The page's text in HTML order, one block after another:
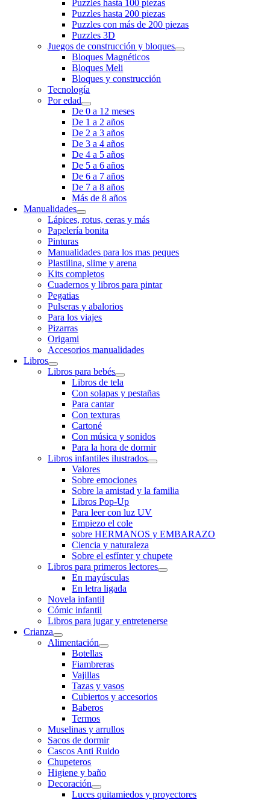
Puzzles hasta 100 piezas
Puzzles hasta 200 piezas
Puzzles con más de 200 piezas
Puzzles 3D
Juegos de construcción y bloques
Bloques Magnéticos
Bloques Meli
Bloques y construcción
Tecnología
Por edad
De 0 a 12 meses
De 1 a 2 años
De 2 a 3 años
De 3 a 4 años
De 4 a 5 años
De 5 a 6 años
De 6 a 7 años
De 7 a 8 años
Más de 8 años
Manualidades
Lápices, rotus, ceras y más
Papelería bonita
Pinturas
Manualidades para los mas peques
Plastilina, slime y arena
Kits completos
Cuadernos y libros para pintar
Pegatias
Pulseras y abalorios
Para los viajes
Pizarras
Origami
Accesorios manualidades
Libros
Libros para bebés
Libros de tela
Con solapas y pestañas
Para cantar
Con texturas
Cartoné
Con música y sonidos
Para la hora de dormir
Libros infantiles ilustrados
Valores
Sobre emociones
Sobre la amistad y la familia
Libros Pop-Up
Para leer con luz UV
Empiezo el cole
sobre HERMANOS y EMBARAZO
Ciencia y naturaleza
Sobre el esfínter y chupete
Libros para primeros lectores
En mayúsculas
En letra ligada
Novela infantil
Cómic infantil
Libros para jugar y entretenerse
Crianza
Alimentación
Botellas
Fiambreras
Vajillas
Tazas y vasos
Cubiertos y accesorios
Baberos
Termos
Muselinas y arrullos
Sacos de dormir
Cascos Anti Ruido
Chupeteros
Higiene y baño
Decoración
Luces quitamiedos y proyectores